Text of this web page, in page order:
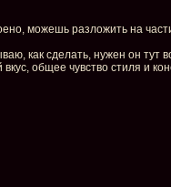
можешь разложить на
как сделать, нужен он
общее чувство стиля и